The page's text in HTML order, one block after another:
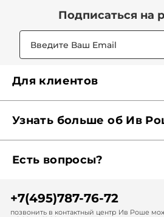
Подписаться на
Для клиентов
Карта Мерси
Отследить заказ
Записаться в спа-салон
Узнать больше об Ив
Наши обязательства
Диагностика волос
Есть вопросы?
Обратная связь
+7(495)787-76-72
позвонить в контактный центр Ив Роше